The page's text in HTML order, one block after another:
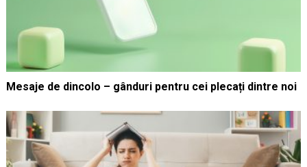
Mesaje de dincolo – gânduri pentru cei plecați dintre noi